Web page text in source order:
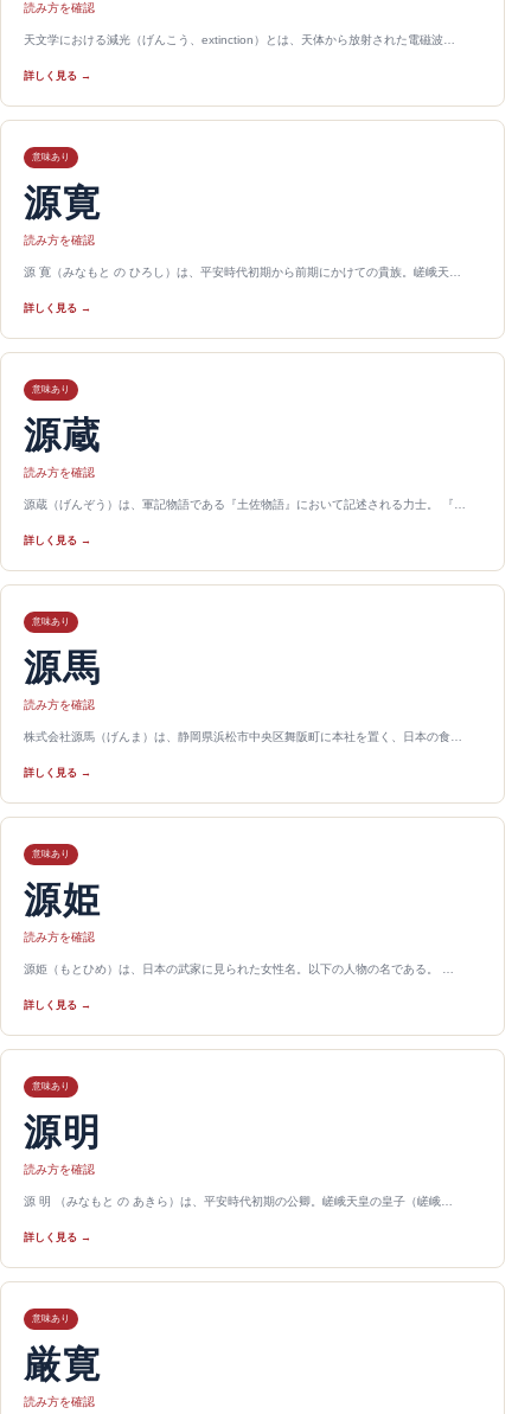
読み方を確認
天文学における減光（げんこう、extinction）とは、天体から放射された電磁波…
詳しく見る →
意味あり
源寛
読み方を確認
源 寛（みなもと の ひろし）は、平安時代初期から前期にかけての貴族。嵯峨天…
詳しく見る →
意味あり
源蔵
読み方を確認
源蔵（げんぞう）は、軍記物語である『土佐物語』において記述される力士。 『…
詳しく見る →
意味あり
源馬
読み方を確認
株式会社源馬（げんま）は、静岡県浜松市中央区舞阪町に本社を置く、日本の食…
詳しく見る →
意味あり
源姫
読み方を確認
源姫（もとひめ）は、日本の武家に見られた女性名。以下の人物の名である。 …
詳しく見る →
意味あり
源明
読み方を確認
源 明 （みなもと の あきら）は、平安時代初期の公卿。嵯峨天皇の皇子（嵯峨…
詳しく見る →
意味あり
厳寛
読み方を確認